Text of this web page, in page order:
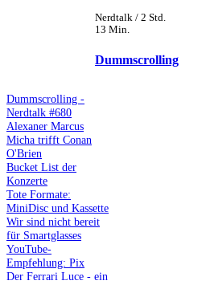
Nerdtalk / 2 Std.
13 Min.
Dummscrolling
Dummscrolling -
Nerdtalk #680
Alexaner Marcus
Micha trifft Conan
O'Brien
Bucket List der
Konzerte
Tote Formate:
MiniDisc und Kassette
Wir sind nicht bereit
für Smartglasses
YouTube-
Empfehlung: Pix
Der Ferrari Luce - ein